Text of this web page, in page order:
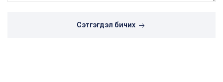
Сэтгэгдэл бичих